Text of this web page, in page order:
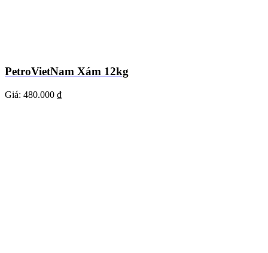
PetroVietNam Xám 12kg
Giá: 480.000 ₫